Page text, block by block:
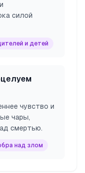
силой
и детей
чувство и
чары,
смертью.
над злом